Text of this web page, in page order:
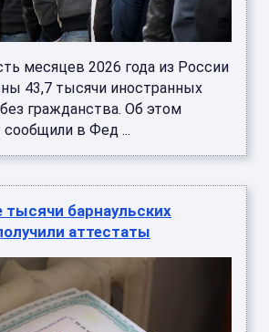
месяцев 2026 года из России
43,7 тысячи иностранных
гражданства. Об этом
в Фед ...
тысячи барнаульских
аттестаты